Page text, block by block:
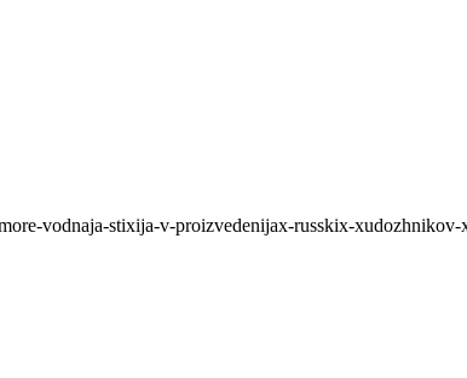
vodnaja-stixija-v-proizvedenijax-russkix-